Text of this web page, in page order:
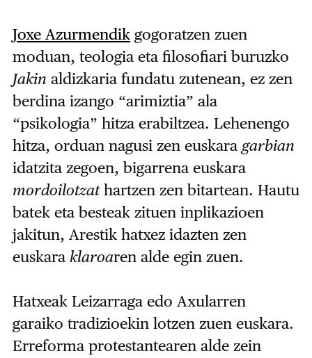
Joxe Azurmendikgogoratzen zuen
moduan, teologia eta filosofiari buruzko
Jakin aldizkaria fundatu zutenean, ez zen
berdina izango “arimiztia” ala
“psikologia” hitza erabiltzea. Lehenengo
hitza, orduan nagusi zen euskara garbian
idatzita zegoen, bigarrena euskara
mordoilotzathartzen zen bitartean. Hautu
batek eta besteak zituen inplikazioen
jakitun, Arestik hatxez idazten zen
euskara klaroaren alde egin zuen.
Hatxeak Leizarraga edo Axularren
garaiko tradizioekin lotzen zuen euskara.
Erreforma protestantearen alde zein